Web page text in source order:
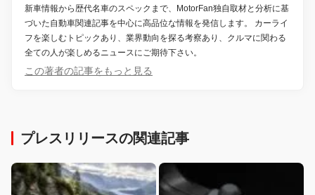
新車情報から歴代名車のスペックまで、MotorFan独自取材と分析に基
づいた自動車関連記事を中心に高品位な情報を発信します。 カーライ
フを楽しむトピックあり、業界動向を探る考察あり、クルマに関わる
全ての人が楽しめるニュースにご期待下さい。
この著者の記事をもっと見る
プレスリリースの関連記事